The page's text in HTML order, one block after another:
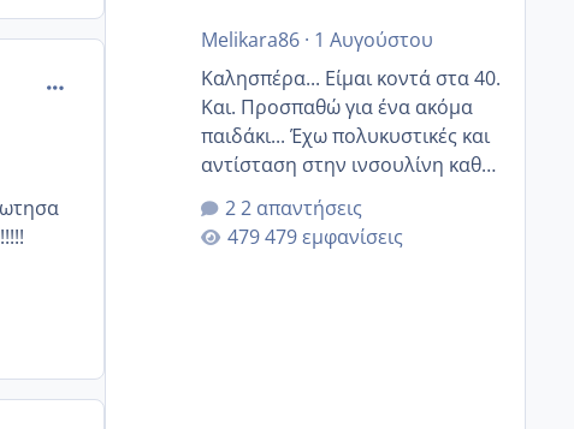
comment_893022
Melikara86· 1 Αυγούστου
Καλησπέρα... Είμαι κοντά στα 40.
Και. Προσπαθώ για ένα ακόμα
παιδάκι... Έχω πολυκυστικές και
αντίσταση στην ινσουλίνη καθώς
και χάσιμοτο! Έχω λίγα κιλά
παραπάνω και όσο κ αν
προσπαθώ δεν χάνω εύκολα!
2 απαντήσεις
479 εμφανίσεις